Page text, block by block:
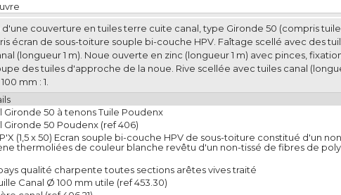
d'une couverture en tuiles terre cuite canal, type Gironde 50 (compris
écran de sous-toiture souple bi-couche HPV. Faîtage scellé avec des
(longueur 1 m). Noue ouverte en zinc (longueur 1 m) avec pinces,
des tuiles d'approche de la noue. Rive scellée avec tuiles canal
mm : 1.
Gironde 50 à tenons Tuile Poudenx
Gironde 50 Poudenx (ref 406)
(1,5 x 50) Ecran souple bi-couche HPV de sous-toiture constitué d'un
thermoliées de couleur blanche revêtu d'un non-tissé de fibres de
qualité charpente toutes sections arêtes vives traité
Canal Ø 100 mm utile (ref 453.30)